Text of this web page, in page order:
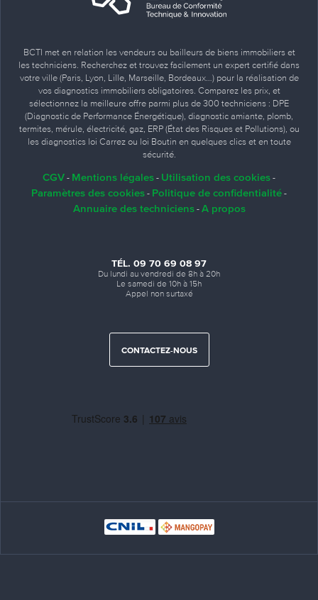
BCTI met en relation les vendeurs ou bailleurs de biens immobiliers et
les techniciens. Recherchez et trouvez facilement un expert certifié dans
votre ville (Paris, Lyon, Lille, Marseille, Bordeaux…) pour la réalisation de
vos diagnostics immobiliers obligatoires. Comparez les prix, et
sélectionnez la meilleure offre parmi plus de 300 techniciens : DPE
(Diagnostic de Performance Énergétique), diagnostic amiante, plomb,
termites, mérule, électricité, gaz, ERP (État des Risques et Pollutions), ou
les diagnostics loi Carrez ou loi Boutin en quelques clics et en toute
sécurité.
CGV - Mentions légales - Utilisation des cookies -
Paramètres des cookies - Politique de confidentialité -
Annuaire des techniciens- A propos
TÉL. 09 70 69 08 97
Du lundi au vendredi de 8h à 20h
Le samedi de 10h à 15h
Appel non surtaxé
CONTACTEZ-NOUS